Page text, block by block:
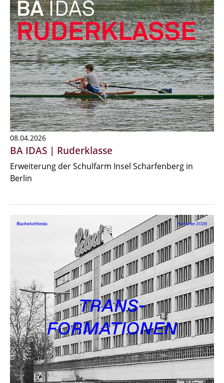
08.04.2026
BA IDAS | Ruderklasse
Erweiterung der Schulfarm Insel Scharfenberg in
Berlin